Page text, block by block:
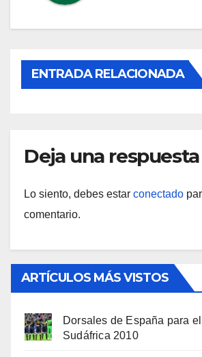
ENTRADA RELACIONADA
Deja una respuesta
Lo siento, debes estar conectado
comentario.
ARTÍCULOS MÁS VISTOS
Dorsales de España para el
Sudáfrica 2010